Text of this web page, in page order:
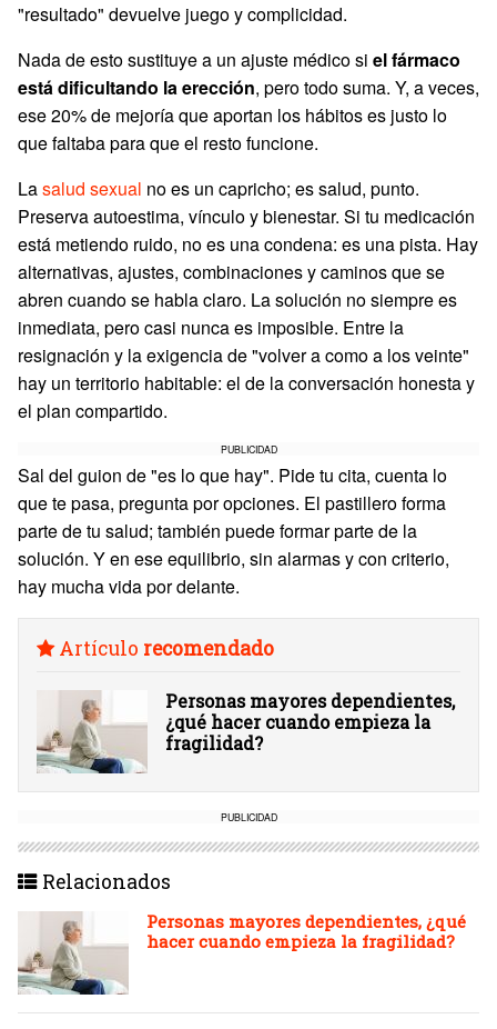
"resultado" devuelve juego y complicidad.
Nada de esto sustituye a un ajuste médico si el fármaco
está dificultando la erección, pero todo suma. Y, a veces,
ese 20% de mejoría que aportan los hábitos es justo lo
que faltaba para que el resto funcione.
Lasalud sexual no es un capricho; es salud, punto.
Preserva autoestima, vínculo y bienestar. Si tu medicación
está metiendo ruido, no es una condena: es una pista. Hay
alternativas, ajustes, combinaciones y caminos que se
abren cuando se habla claro. La solución no siempre es
inmediata, pero casi nunca es imposible. Entre la
resignación y la exigencia de "volver a como a los veinte"
hay un territorio habitable: el de la conversación honesta y
el plan compartido.
PUBLICIDAD
Sal del guion de "es lo que hay". Pide tu cita, cuenta lo
que te pasa, pregunta por opciones. El pastillero forma
parte de tu salud; también puede formar parte de la
solución. Y en ese equilibrio, sin alarmas y con criterio,
hay mucha vida por delante.
Artículo recomendado
Personas mayores dependientes,
¿qué hacer cuando empieza la
fragilidad?
PUBLICIDAD
Relacionados
Personas mayores dependientes, ¿qué
hacer cuando empieza la fragilidad?